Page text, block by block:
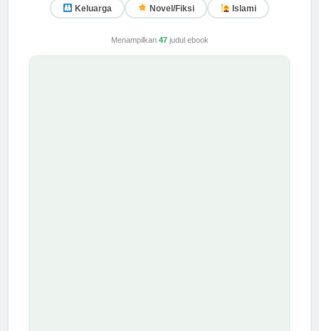
Keluarga Novel/Fiksi Islami
Menampilkan 47judul ebook